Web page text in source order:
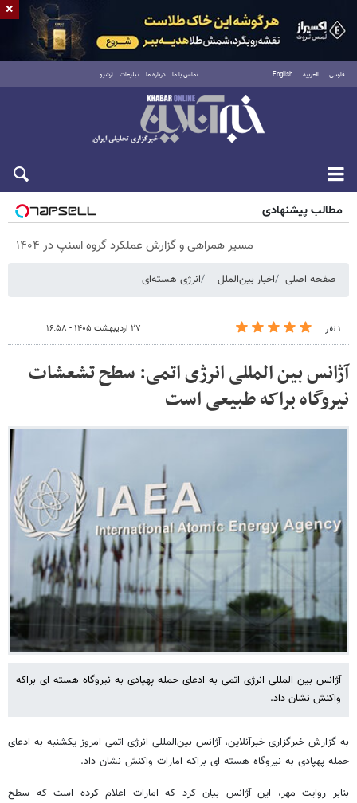
فارسی العربية English تماس با ما درباره ما تبلیغات آرشیو
پنجشنبه ۱۵ مرداد ۱۴۰۵
مطالب پیشنهادی
مسیر همراهی و گزارش عملکرد گروه اسنپ در ۱۴۰۴
صفحه اصلی اخبار بین‌الملل انرژی هسته‌ای
۱ نفر ۲۷ اردیبهشت ۱۴۰۵ - ۱۶:۵۸
آژانس بین المللی انرژی اتمی: سطح تشعشات
نیروگاه براکه طبیعی است
آژانس بین المللی انرژی اتمی به ادعای حمله پهپادی به نیروگاه هسته ای براکه
واکنش نشان داد.
به گزارش خبرگزاری خبرآنلاین، آژانس بین‌المللی انرژی اتمی امروز یکشنبه به ادعای
حمله پهپادی به نیروگاه هسته ای براکه امارات واکنش نشان داد.
بنابر روایت مهر، این آژانس بیان کرد که امارات اعلام کرده است که سطح
×